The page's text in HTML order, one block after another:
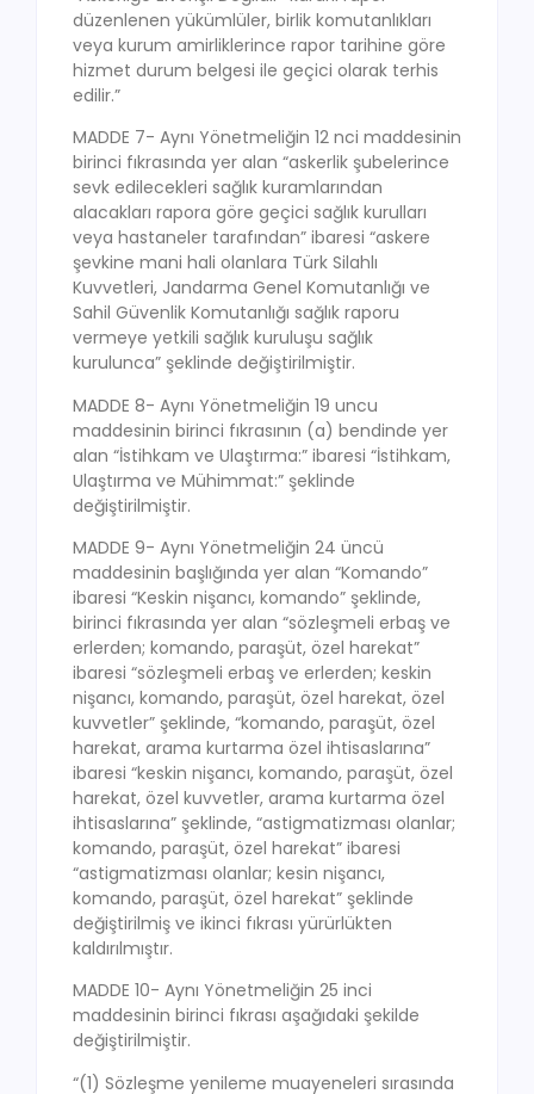
düzenlenen yükümlüler, birlik komutanlıkları
veya kurum amirliklerince rapor tarihine göre
hizmet durum belgesi ile geçici olarak terhis
edilir.”
MADDE 7- Aynı Yönetmeliğin 12 nci maddesinin
birinci fıkrasında yer alan “askerlik şubelerince
sevk edilecekleri sağlık kuramlarından
alacakları rapora göre geçici sağlık kurulları
veya hastaneler tarafından” ibaresi “askere
şevkine mani hali olanlara Türk Silahlı
Kuvvetleri, Jandarma Genel Komutanlığı ve
Sahil Güvenlik Komutanlığı sağlık raporu
vermeye yetkili sağlık kuruluşu sağlık
kurulunca” şeklinde değiştirilmiştir.
MADDE 8- Aynı Yönetmeliğin 19 uncu
maddesinin birinci fıkrasının (a) bendinde yer
alan “İstihkam ve Ulaştırma:” ibaresi “İstihkam,
Ulaştırma ve Mühimmat:” şeklinde
değiştirilmiştir.
MADDE 9- Aynı Yönetmeliğin 24 üncü
maddesinin başlığında yer alan “Komando”
ibaresi “Keskin nişancı, komando” şeklinde,
birinci fıkrasında yer alan “sözleşmeli erbaş ve
erlerden; komando, paraşüt, özel harekat”
ibaresi “sözleşmeli erbaş ve erlerden; keskin
nişancı, komando, paraşüt, özel harekat, özel
kuvvetler” şeklinde, “komando, paraşüt, özel
harekat, arama kurtarma özel ihtisaslarına”
ibaresi “keskin nişancı, komando, paraşüt, özel
harekat, özel kuvvetler, arama kurtarma özel
ihtisaslarına” şeklinde, “astigmatizması olanlar;
komando, paraşüt, özel harekat” ibaresi
“astigmatizması olanlar; kesin nişancı,
komando, paraşüt, özel harekat” şeklinde
değiştirilmiş ve ikinci fıkrası yürürlükten
kaldırılmıştır.
MADDE 10- Aynı Yönetmeliğin 25 inci
maddesinin birinci fıkrası aşağıdaki şekilde
değiştirilmiştir.
“(1) Sözleşme yenileme muayeneleri sırasında